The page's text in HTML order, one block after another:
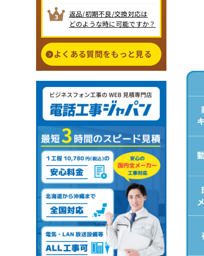
返品/初期不良/交換対応は
どのような時に可能ですか？
よくある質問をもっと見る